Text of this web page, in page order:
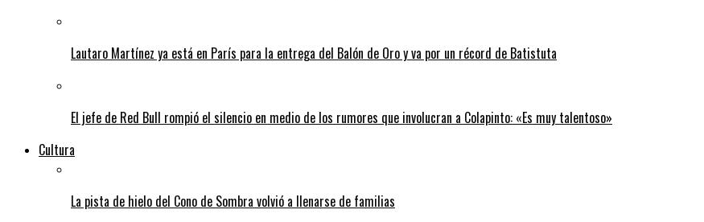
Lautaro Martínez ya está en París para la entrega del Balón de Oro y va por un récord de Batistuta
El jefe de Red Bull rompió el silencio en medio de los rumores que involucran a Colapinto: «Es muy talentoso»
Cultura
La pista de hielo del Cono de Sombra volvió a llenarse de familias